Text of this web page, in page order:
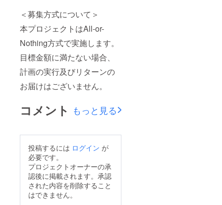
＜募集方式について＞
本プロジェクトはAll-or-
Nothing方式で実施します。
目標金額に満たない場合、
計画の実行及びリターンの
お届けはございません。
コメント もっと見る
投稿するには ログイン が
必要です。
プロジェクトオーナーの承
認後に掲載されます。承認
された内容を削除すること
はできません。